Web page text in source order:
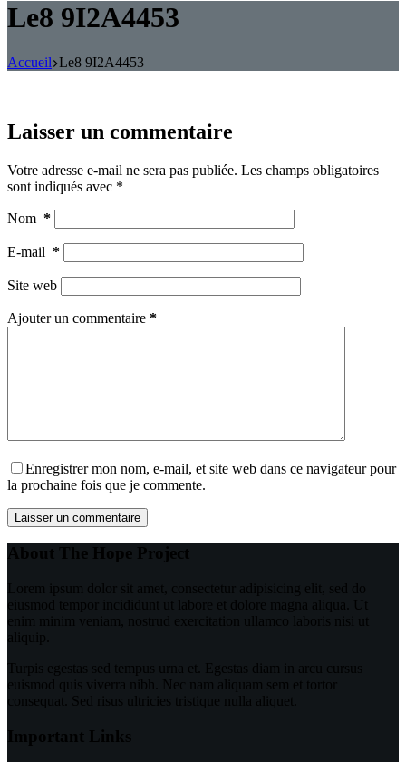
Le8 9I2A4453
Accueil Le8 9I2A4453
Laisser un commentaire
Votre adresse e-mail ne sera pas publiée. Les champs obligatoires
sont indiqués avec *
Nom *
E-mail *
Site web
Ajouter un commentaire *
Enregistrer mon nom, e-mail, et site web dans ce navigateur pour
la prochaine fois que je commente.
Laisser un commentaire
About The Hope Project
Lorem ipsum dolor sit amet, consectetur adipisicing elit, sed do
eiusmod tempor incididunt ut labore et dolore magna aliqua. Ut
enim minim veniam, nostrud exercitation ullamco laboris nisi ut
aliquip.
Turpis egestas sed tempus urna et. Egestas diam in arcu cursus
euismod quis viverra nibh. Nec nam aliquam sem et tortor
consequat. Sed risus ultricies tristique nulla aliquet.
Important Links